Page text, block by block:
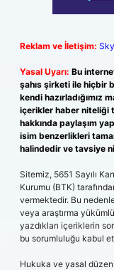
Reklam ve İletişim:
Yasal Uyarı: Bu
şahıs şirketi ile hiçbir
kendi hazırladığımız
içerikler haber niteliği
hakkında paylaşım
isim benzerlikleri
halindedir ve tavsiye
Sitemiz, 5651 Sayılı
Kurumu (BTK)
vermektedir. Bu
veya araştırma
yazdıkları içeriklerin
bu sorumluluğu kabul
Hukuka ve yasal